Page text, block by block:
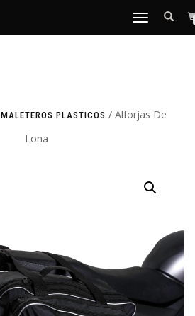
TOGGLE
MALETEROS PLASTICOS / Alforjas De
Lona